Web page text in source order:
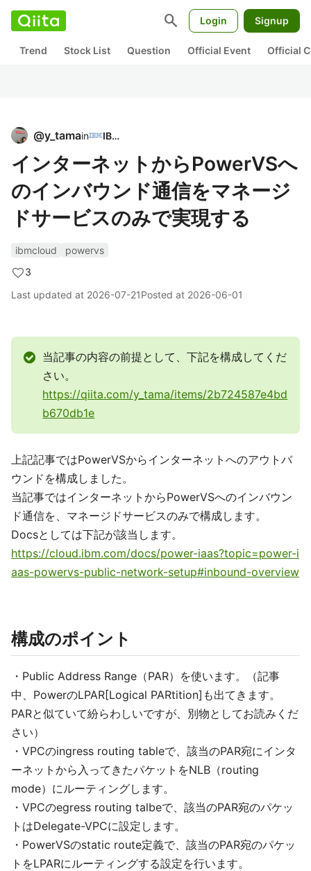
search Login Signup
Trend Stock List Question Official Event Official
@y_tamain IBM
インターネットからPowerVSへ
のインバウンド通信をマネージ
ドサービスのみで実現する
ibmcloud
powervs
3
Last updated at 2026-07-21Posted at 2026-06-01
当記事の内容の前提として、下記を構成してくだ
さい。
https://qiita.com/y_tama/items/2b724587e4bd
b670db1e
上記記事ではPowerVSからインターネットへのアウトバ
ウンドを構成しました。
当記事ではインターネットからPowerVSへのインバウン
ド通信を、マネージドサービスのみで構成します。
Docsとしては下記が該当します。
https://cloud.ibm.com/docs/power-iaas?topic=power-i
aas-powervs-public-network-setup#inbound-overview
構成のポイント
・Public Address Range（PAR）を使います。（記事
中、PowerのLPAR[Logical PARtition]も出てきます。
PARと似ていて紛らわしいですが、別物としてお読みくだ
さい）
・VPCのingress routing tableで、該当のPAR宛にインタ
ーネットから入ってきたパケットをNLB（routing
mode）にルーティングします。
・VPCのegress routing talbeで、該当のPAR宛のパケッ
トはDelegate-VPCに設定します。
・PowerVSのstatic route定義で、該当のPAR宛のパケッ
トをLPARにルーティングする設定を行います。